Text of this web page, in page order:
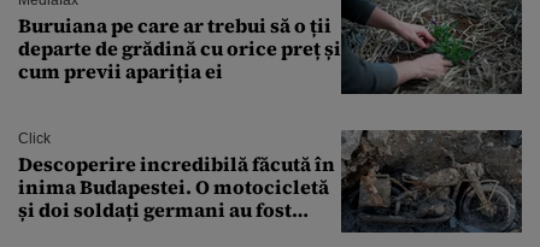
Buruiana pe care ar trebui să o ții
departe de grădină cu orice preț și
cum previi apariția ei
Click
Descoperire incredibilă făcută în
inima Budapestei. O motocicletă
și doi soldați germani au fost